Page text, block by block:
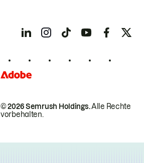
© 2026 Semrush Holdings.Alle Rechte
vorbehalten.